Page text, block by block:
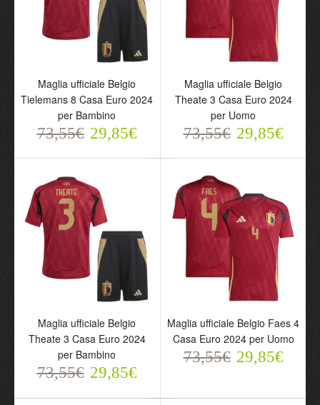
Maglia ufficiale Belgio
Tielemans 8 Casa Euro
2024 per Bambino
73,55€
Maglia ufficiale Belgio
Theate 3 Casa Euro 2024
per Uomo
73,55€
Maglia ufficiale Belgio
Tielemans 8 Casa Euro 2024
per Bambino
73,55€ 29,85€
Maglia ufficiale Belgio
Theate 3 Casa Euro 2024
per Uomo
73,55€ 29,85€
Maglia ufficiale Belgio
Theate 3 Casa Euro 2024
per Bambino
73,55€ 29,85€
Maglia ufficiale Belgio Faes 4
Casa Euro 2024 per Uomo
73,55€ 29,85€